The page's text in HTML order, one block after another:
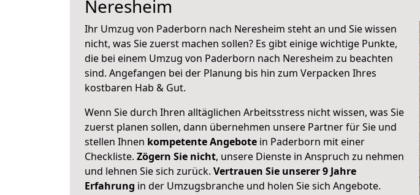
Neresheim
Ihr Umzug von Paderborn nach Neresheim steht an und Sie wissen
nicht, was Sie zuerst machen sollen? Es gibt einige wichtige Punkte,
die bei einem Umzug von Paderborn nach Neresheim zu beachten
sind. Angefangen bei der Planung bis hin zum Verpacken Ihres
kostbaren Hab & Gut.
Wenn Sie durch Ihren alltäglichen Arbeitsstress nicht wissen, was Sie
zuerst planen sollen, dann übernehmen unsere Partner für Sie und
stellen Ihnen kompetente Angebote in Paderborn mit einer
Checkliste. Zögern Sie nicht, unsere Dienste in Anspruch zu nehmen
und lehnen Sie sich zurück. Vertrauen Sie unserer 9 Jahre
Erfahrung in der Umzugsbranche und holen Sie sich Angebote.